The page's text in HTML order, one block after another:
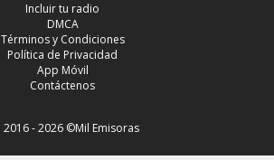
Incluir tu radio
DMCA
Términos y Condiciones
Política de Privacidad
App Móvil
Contáctenos
2016 - 2026 ©Mil Emisoras